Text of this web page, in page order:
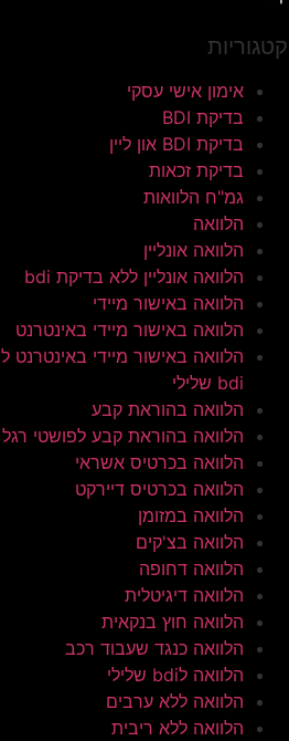
קטגוריות
אימון אישי עסקי
בדיקת BDI
בדיקת BDI און ליין
בדיקת זכאות
גמ"ח הלוואות
הלוואה
הלוואה אונליין
הלוואה אונליין ללא בדיקת bdi
הלוואה באישור מיידי
הלוואה באישור מיידי באינטרנט
הלוואה באישור מיידי באינטרנט ל
bdi שלילי
הלוואה בהוראת קבע
הלוואה בהוראת קבע לפושטי רגל
הלוואה בכרטיס אשראי
הלוואה בכרטיס דיירקט
הלוואה במזומן
הלוואה בצ'קים
הלוואה דחופה
הלוואה דיגיטלית
הלוואה חוץ בנקאית
הלוואה כנגד שעבוד רכב
הלוואה לbdi שלילי
הלוואה ללא ערבים
הלוואה ללא ריבית